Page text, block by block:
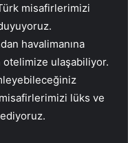
Türk misafirlerimizi
havalimanına
otelimize ulaşabiliyor.
lüks ve